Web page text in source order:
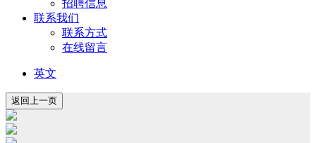
招聘信息
联系我们
联系方式
在线留言
英文